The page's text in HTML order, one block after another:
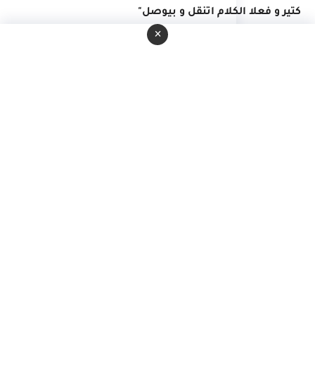
كتير و فعلا الكلام اتنقل و بيوصل"
×